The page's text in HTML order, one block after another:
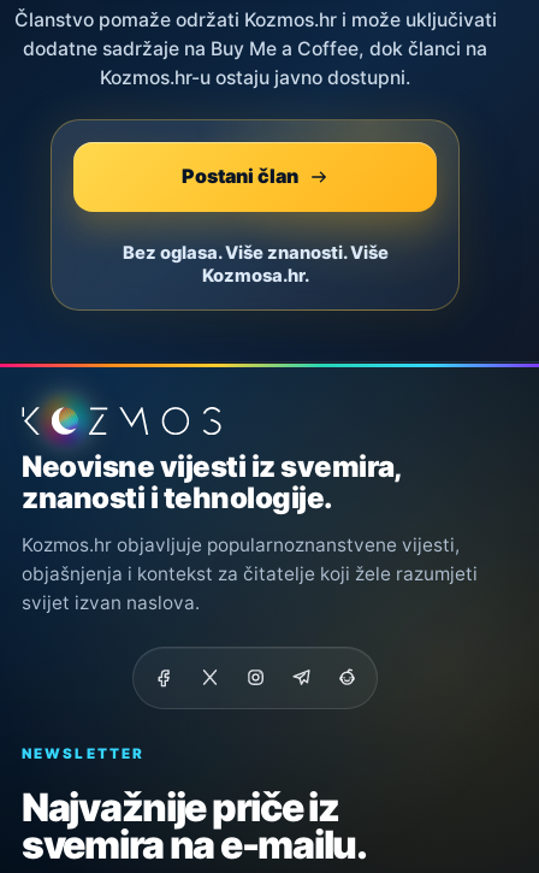
Članstvo pomaže održati Kozmos.hr i može uključivati
dodatne sadržaje na Buy Me a Coffee, dok članci na
Kozmos.hr-u ostaju javno dostupni.
Postani član
Bez oglasa. Više znanosti. Više
Kozmosa.hr.
Podnožje stranice
Neovisne vijesti iz svemira,
znanosti i tehnologije.
Kozmos.hr objavljuje popularnoznanstvene vijesti,
objašnjenja i kontekst za čitatelje koji žele razumjeti
svijet izvan naslova.
NEWSLETTER
Najvažnije priče iz
svemira na e-mailu.